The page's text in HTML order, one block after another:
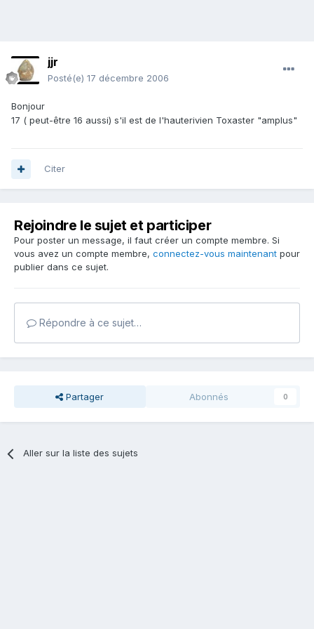
jjr
Posté(e) 17 décembre 2006
Bonjour
17 ( peut-être 16 aussi) s'il est de l'hauterivien Toxaster "amplus"
Citer
Rejoindre le sujet et participer
Pour poster un message, il faut créer un compte membre. Si
vous avez un compte membre, connectez-vous maintenant pour
publier dans ce sujet.
Répondre à ce sujet…
Partager Abonnés 0
Aller sur la liste des sujets